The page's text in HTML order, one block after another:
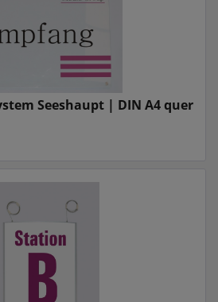
Seeshaupt | DIN A4 quer